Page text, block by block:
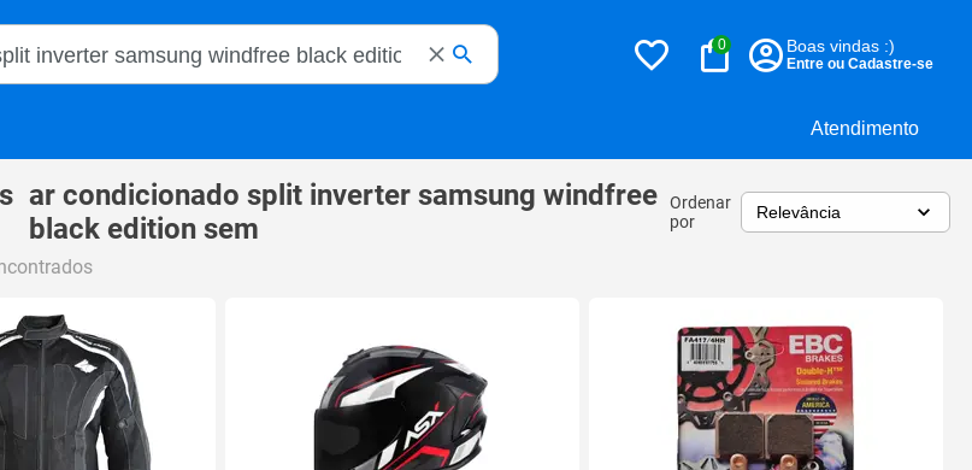
Atendimento
0 Boas vindas :)
Entre ou Cadastre-se
ar condicionado split inverter samsung windfree
black edition sem
Ordenar
por